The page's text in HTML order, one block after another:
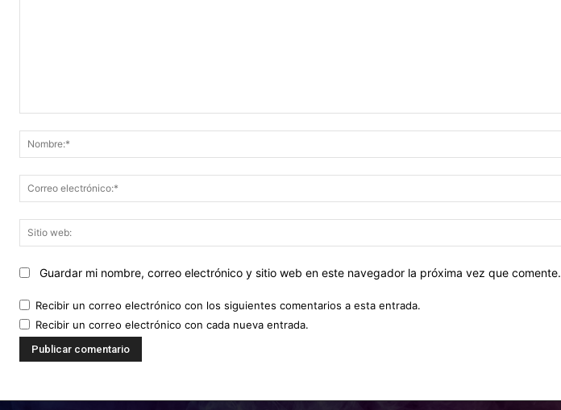
Guardar mi nombre, correo electrónico y sitio web en este navegador la próxima vez que comente.
Recibir un correo electrónico con los siguientes comentarios a esta entrada.
Recibir un correo electrónico con cada nueva entrada.